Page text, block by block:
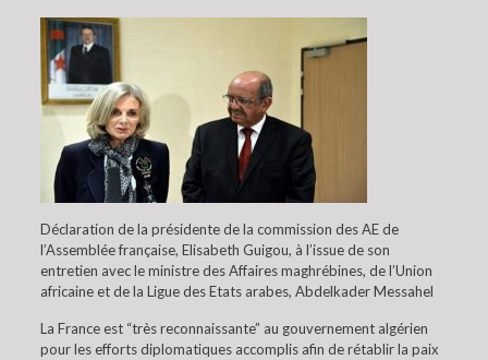
Déclaration de la présidente de la commission des AE de
l’Assemblée française, Elisabeth Guigou, à l’issue de son
entretien avec le ministre des Affaires maghrébines, de l’Union
africaine et de la Ligue des Etats arabes, Abdelkader Messahel
La France est “très reconnaissante” au gouvernement algérien
pour les efforts diplomatiques accomplis afin de rétablir la paix